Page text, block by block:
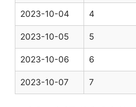
2023-10-04 4
2023-10-05 5
2023-10-06 6
2023-10-07 7